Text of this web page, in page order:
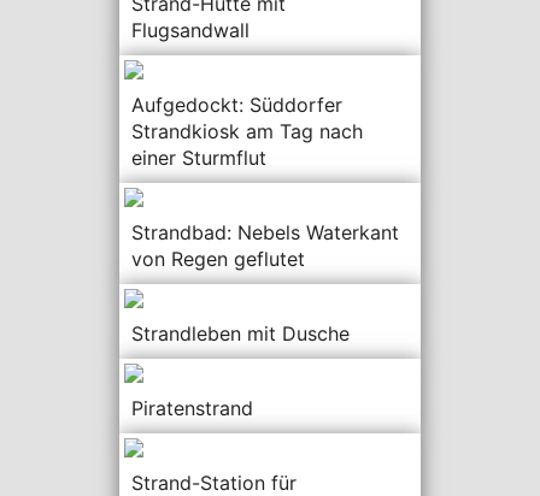
Flugsandwall
Aufgedockt: Süddorfer
Strandkiosk am Tag nach
einer Sturmflut
Strandbad: Nebels Waterkant
von Regen geflutet
Strandleben mit Dusche
Piratenstrand
Strand-Station für